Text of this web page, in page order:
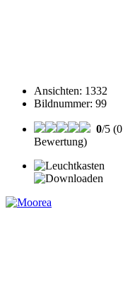
Ansichten: 1332
Bildnummer: 99
0/5 (0
Bewertung)